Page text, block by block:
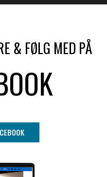
& FØLG MED PÅ